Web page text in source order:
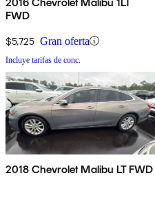
FWD
$5,725 Gran oferta
Incluye tarifas de conc.
2018 Chevrolet Malibu LT FWD